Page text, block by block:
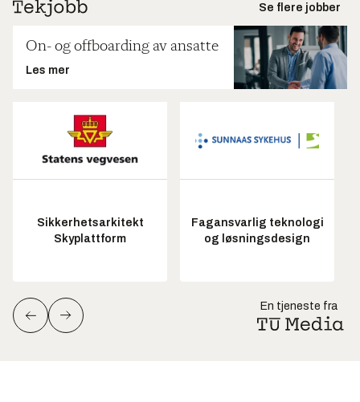
Se flere jobber
On- og offboarding av ansatte
Les mer
Sikkerhetsarkitekt
Skyplattform
Fagansvarlig teknologi
og løsningsdesign
En tjeneste fra